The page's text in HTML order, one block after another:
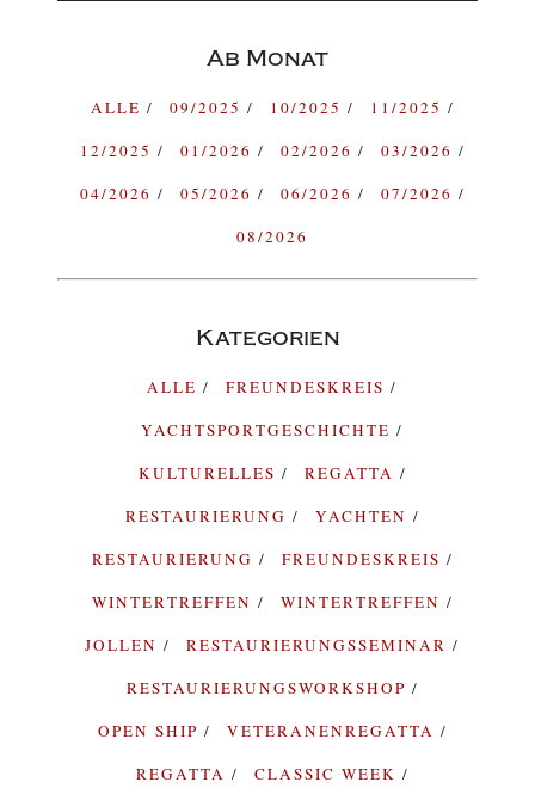
Ab Monat
ALLE 09/2025 10/2025
11/2025
12/2025
01/2026 02/2026
03/2026
04/2026
05/2026 06/2026
07/2026
08/2026
Kategorien
ALLE
FREUNDESKREIS
YACHTSPORTGESCHICHTE
KULTURELLES
REGATTA
RESTAURIERUNG
YACHTEN
RESTAURIERUNG
FREUNDESKREIS
WINTERTREFFEN
WINTERTREFFEN
JOLLEN
RESTAURIERUNGSSEMINAR
RESTAURIERUNGSWORKSHOP
OPEN SHIP
VETERANENREGATTA
REGATTA
CLASSIC WEEK